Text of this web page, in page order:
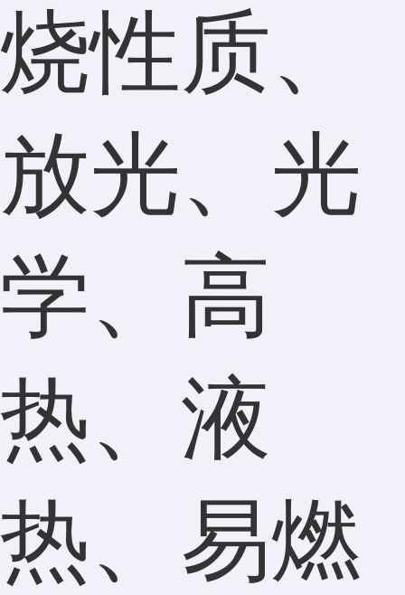
烧性质、
放光、光
学、高
热、液
热、易燃